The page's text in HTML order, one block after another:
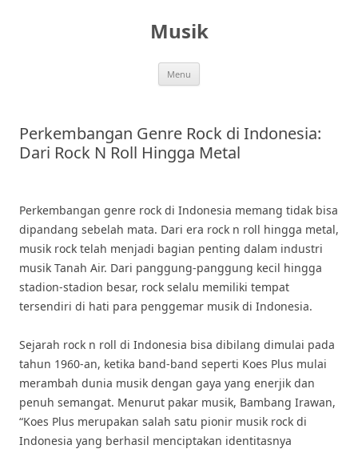
Musik
Menu
Perkembangan Genre Rock di Indonesia:
Dari Rock N Roll Hingga Metal
Perkembangan genre rock di Indonesia memang tidak bisa
dipandang sebelah mata. Dari era rock n roll hingga metal,
musik rock telah menjadi bagian penting dalam industri
musik Tanah Air. Dari panggung-panggung kecil hingga
stadion-stadion besar, rock selalu memiliki tempat
tersendiri di hati para penggemar musik di Indonesia.
Sejarah rock n roll di Indonesia bisa dibilang dimulai pada
tahun 1960-an, ketika band-band seperti Koes Plus mulai
merambah dunia musik dengan gaya yang enerjik dan
penuh semangat. Menurut pakar musik, Bambang Irawan,
“Koes Plus merupakan salah satu pionir musik rock di
Indonesia yang berhasil menciptakan identitasnya